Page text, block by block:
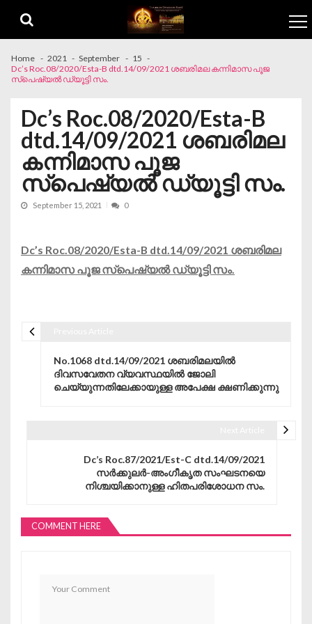
Home 2021 September
15
Dc’s Roc.08/2020/Esta-B dtd.14/09/2021 ശബരിമല കന്നിമാസ പൂജ
സ്പെഷ്യൽ ഡ്യൂട്ടി സം.
Dc’s Roc.08/2020/Esta-B
dtd.14/09/2021 ശബരിമല
കന്നിമാസ പൂജ
സ്പെഷ്യൽ ഡ്യൂട്ടി സം.
September 15, 2021 0
Dc’s Roc.08/2020/Esta-B dtd.14/09/2021 ശബരിമല
കന്നിമാസ പൂജ സ്പെഷ്യൽ ഡ്യൂട്ടി സം.
No.1068 dtd.14/09/2021 ശബരിമലയിൽ
ദിവസവേതന വ്യവസ്ഥയിൽ ജോലി
ചെയ്യുന്നതിലേക്കായുള്ള അപേക്ഷ ക്ഷണിക്കുന്നു
Dc’s Roc.87/2021/Est-C dtd.14/09/2021
സർക്കുലർ-അംഗീകൃത സംഘടനയെ
നിശ്ചയിക്കാനുള്ള ഹിതപരിശോധന സം.
COMMENT HERE